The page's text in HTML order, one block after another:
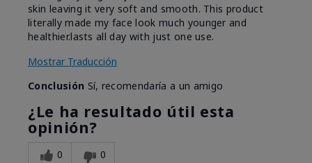
skin leaving it very soft and smooth. This product
literally made my face look much younger and
healthier.lasts all day with just one use.
Mostrar Traducción
Conclusión Sí, recomendaría a un amigo
¿Le ha resultado útil esta
opinión?
0 0